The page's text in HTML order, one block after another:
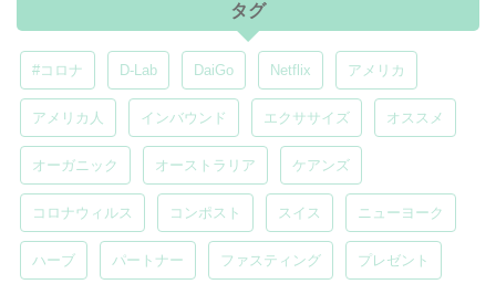
タグ
#コロナ D-Lab DaiGo Netflix アメリカ
アメリカ人 インバウンド エクササイズ オススメ
オーガニック オーストラリア ケアンズ
コロナウィルス コンポスト スイス ニューヨーク
ハーブ パートナー ファスティング プレゼント